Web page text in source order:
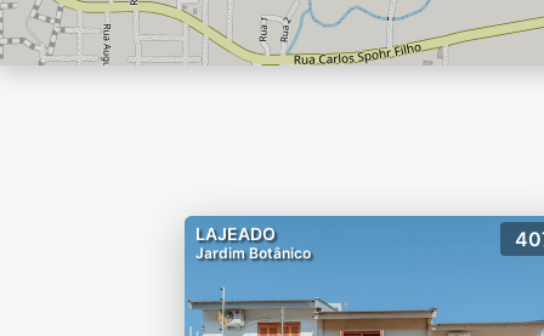
LAJEADO
Jardim Botânico